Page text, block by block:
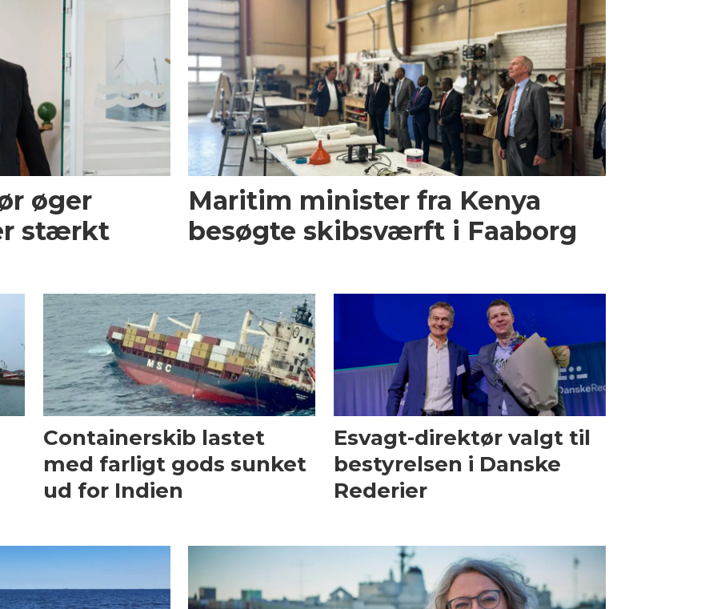
øger
stærkt
Maritim minister fra Kenya
besøgte skibsværft i Faaborg
Containerskib lastet
med farligt gods sunket
ud for Indien
Esvagt-direktør valgt til
bestyrelsen i Danske
Rederier